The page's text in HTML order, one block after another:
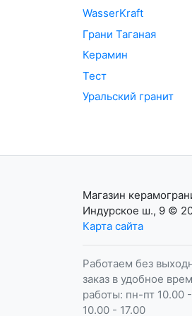
WasserKraft
Грани Таганая
Керамин
Тест
Уральский гранит
Магазин
Индурское ш., 9 ©
Карта сайта
Работаем без
заказ в удобное
работы: пн-пт 10.00
10.00 - 17.00